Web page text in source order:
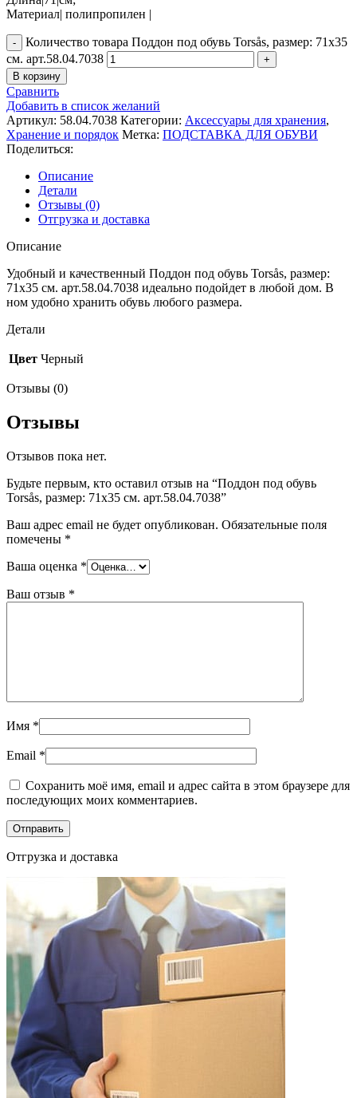
Материал| полипропилен |
Количество товара Поддон под обувь Torsås, размер: 71х35
см. арт.58.04.7038
В корзину
Сравнить
Добавить в список желаний
Артикул: 58.04.7038 Категории: Аксессуары для хранения,
Хранение и порядок Метка: ПОДСТАВКА ДЛЯ ОБУВИ
Поделиться:
Описание
Детали
Отзывы (0)
Отгрузка и доставка
Описание
Удобный и качественный Поддон под обувь Torsås, размер:
71х35 см. арт.58.04.7038 идеально подойдет в любой дом. В
ном удобно хранить обувь любого размера.
Детали
Цвет Черный
Отзывы (0)
Отзывы
Отзывов пока нет.
Будьте первым, кто оставил отзыв на “Поддон под обувь
Torsås, размер: 71х35 см. арт.58.04.7038”
Ваш адрес email не будет опубликован. Обязательные поля
помечены *
Ваша оценка *
Ваш отзыв *
Имя *
Email *
Сохранить моё имя, email и адрес сайта в этом браузере для
последующих моих комментариев.
Отгрузка и доставка